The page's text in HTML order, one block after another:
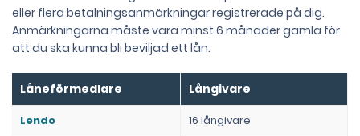
eller flera betalningsanmärkningar registrerade på dig.
Anmärkningarna måste vara minst 6 månader gamla för
att du ska kunna bli beviljad ett lån.
Låneförmedlare Långivare
Lendo 16 långivare